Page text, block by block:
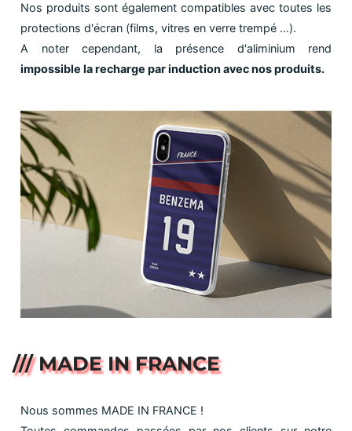
Nos produits sont également compatibles avec toutes les
protections d'écran (films, vitres en verre trempé ...).
A noter cependant, la présence d'aliminium rend
impossible la recharge par induction avec nos produits.
/// MADE IN FRANCE
Nous sommes MADE IN FRANCE !